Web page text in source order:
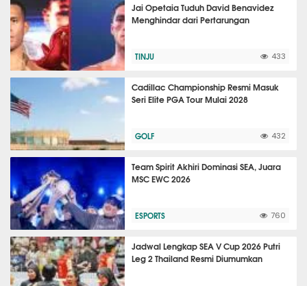
Jai Opetaia Tuduh David Benavidez
Menghindar dari Pertarungan
TINJU 433
Cadillac Championship Resmi Masuk
Seri Elite PGA Tour Mulai 2028
GOLF 432
Team Spirit Akhiri Dominasi SEA, Juara
MSC EWC 2026
ESPORTS 760
Jadwal Lengkap SEA V Cup 2026 Putri
Leg 2 Thailand Resmi Diumumkan